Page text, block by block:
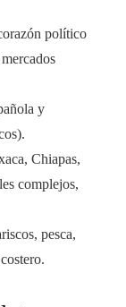
político
y
Chiapas,
complejos,
pesca,